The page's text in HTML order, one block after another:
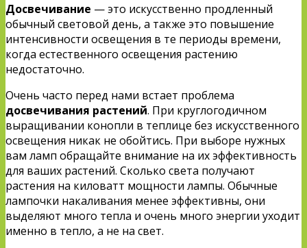
Досвечивание — это искусственно продленный
обычный световой день, а также это повышение
интенсивности освещения в те периоды времени,
когда естественного освещения растению
недостаточно.
Очень часто перед нами встает проблема
досвечивания растений. При круглогодичном
выращивании конопли в теплице без искусственного
освещения никак не обойтись. При выборе нужных
вам ламп обращайте внимание на их эффективность
для ваших растений. Сколько света получают
растения на киловатт мощности лампы. Обычные
лампочки накаливания менее эффективны, они
выделяют много тепла и очень много энергии уходит
именно в тепло, а не на свет.